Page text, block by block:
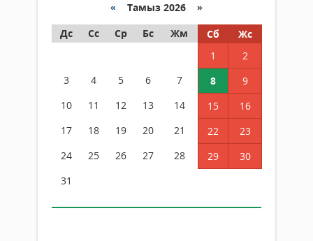
« Тамыз 2026 »
Дс
Сс Ср Бс Жм Сб
Жс
1
2
3
4 5 6 7 8
9
10
11 12 13 14 15
16
17
18 19 20 21 22
23
24
25 26 27 28 29
30
31